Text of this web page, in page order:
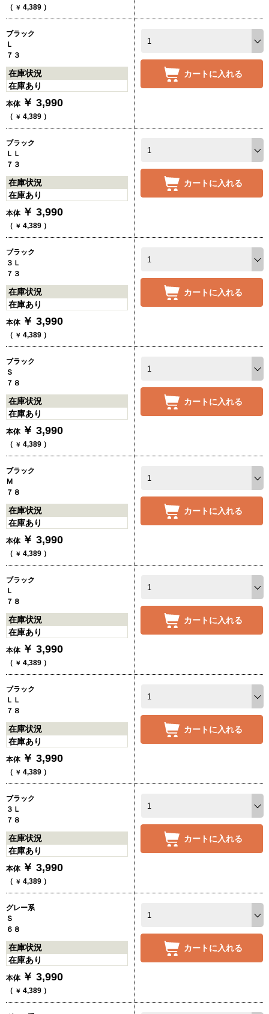
（ ￥ 4,389 ）
ブラック
Ｌ
７３
在庫状況
在庫あり
本体 ￥ 3,990
（ ￥ 4,389 ）
カートに入れる
ブラック
ＬＬ
７３
在庫状況
在庫あり
本体 ￥ 3,990
（ ￥ 4,389 ）
カートに入れる
ブラック
３Ｌ
７３
在庫状況
在庫あり
本体 ￥ 3,990
（ ￥ 4,389 ）
カートに入れる
ブラック
Ｓ
７８
在庫状況
在庫あり
本体 ￥ 3,990
（ ￥ 4,389 ）
カートに入れる
ブラック
Ｍ
７８
在庫状況
在庫あり
本体 ￥ 3,990
（ ￥ 4,389 ）
カートに入れる
ブラック
Ｌ
７８
在庫状況
在庫あり
本体 ￥ 3,990
（ ￥ 4,389 ）
カートに入れる
ブラック
ＬＬ
７８
在庫状況
在庫あり
本体 ￥ 3,990
（ ￥ 4,389 ）
カートに入れる
ブラック
３Ｌ
７８
在庫状況
在庫あり
本体 ￥ 3,990
（ ￥ 4,389 ）
カートに入れる
グレー系
Ｓ
６８
在庫状況
在庫あり
本体 ￥ 3,990
（ ￥ 4,389 ）
カートに入れる